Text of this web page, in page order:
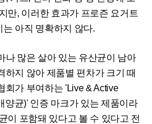
만, 이러한 효과가 프로즌 요거트
아직 명확하지 않다.
나 많은 살아 있는 유산균이 남아
하지 않아 제품별 편차가 크기 때
회가 부여하는 'Live & Active
양균)' 인증 마크가 있는 제품이라
이 포함돼 있다고 볼 수 있다고 전